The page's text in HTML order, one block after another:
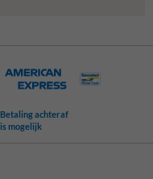
Betaling achteraf
is mogelijk